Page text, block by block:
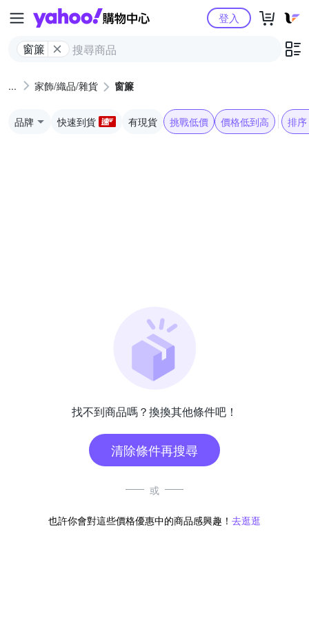
Yahoo購物中心
窗簾
登入
家飾/織品/雜貨 窗簾
品牌 快速到貨 有現貨 挑戰低價 價格低到高 排序
找不到商品嗎？換換其他條件吧！
清除條件再搜尋
或
也許你會對這些價格優惠中的商品感興趣！ 去逛逛